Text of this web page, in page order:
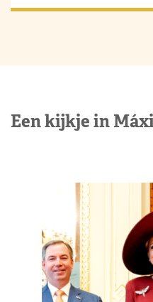
Een kijkje in